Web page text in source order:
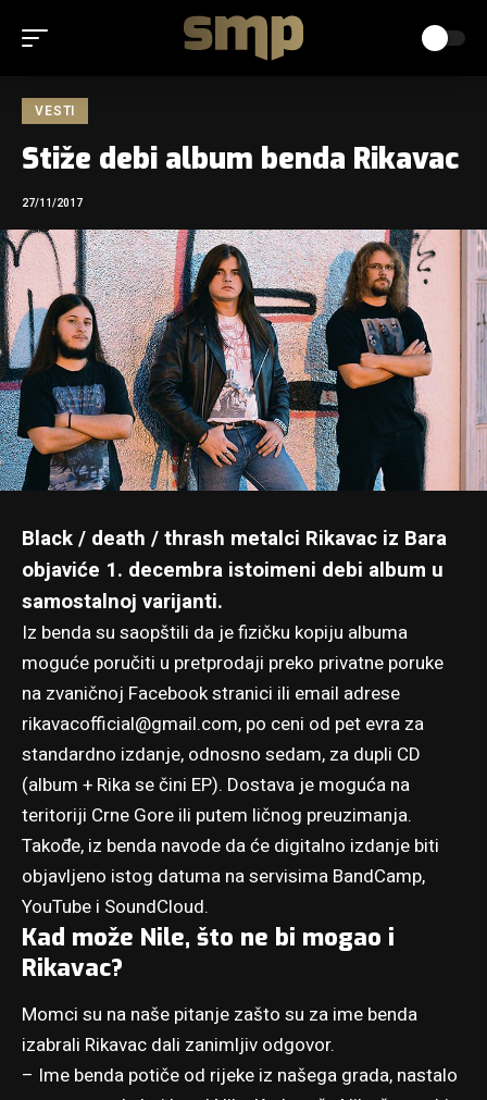
VESTI
Stiže debi album benda Rikavac
27/11/2017
Black / death / thrash metalci Rikavac iz Bara
objaviće 1. decembra istoimeni debi album u
samostalnoj varijanti.
Iz benda su saopštili da je fizičku kopiju albuma
moguće poručiti u pretprodaji preko privatne poruke
na zvaničnoj Facebook stranici ili email adrese
rikavacofficial@gmail.com, po ceni od pet evra za
standardno izdanje, odnosno sedam, za dupli CD
(album + Rika se čini EP). Dostava je moguća na
teritoriji Crne Gore ili putem ličnog preuzimanja.
Takođe, iz benda navode da će digitalno izdanje biti
objavljeno istog datuma na servisima BandCamp,
YouTube i SoundCloud.
Kad može Nile, što ne bi mogao i
Rikavac?
Momci su na naše pitanje zašto su za ime benda
izabrali Rikavac dali zanimljiv odgovor.
– Ime benda potiče od rijeke iz našega grada, nastalo